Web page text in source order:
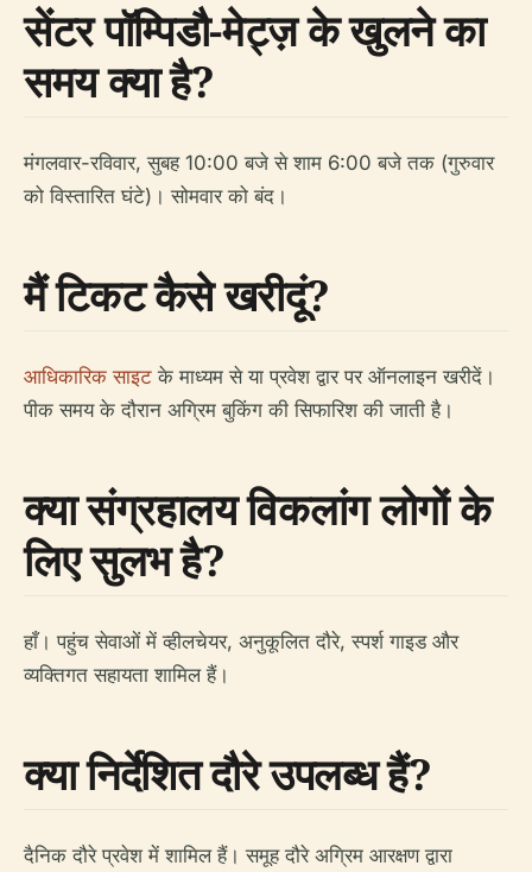
सेंटर पॉम्पिडौ-मेट्ज़ के खुलने का
समय क्या है?
मंगलवार-रविवार, सुबह 10:00 बजे से शाम 6:00 बजे तक (गुरुवार
को विस्तारित घंटे)। सोमवार को बंद।
मैं टिकट कैसे खरीदूं?
आधिकारिक साइट के माध्यम से या प्रवेश द्वार पर ऑनलाइन खरीदें।
पीक समय के दौरान अग्रिम बुकिंग की सिफारिश की जाती है।
क्या संग्रहालय विकलांग लोगों के
लिए सुलभ है?
हाँ। पहुंच सेवाओं में व्हीलचेयर, अनुकूलित दौरे, स्पर्श गाइड और
व्यक्तिगत सहायता शामिल हैं।
क्या निर्देशित दौरे उपलब्ध हैं?
दैनिक दौरे प्रवेश में शामिल हैं। समूह दौरे अग्रिम आरक्षण द्वारा